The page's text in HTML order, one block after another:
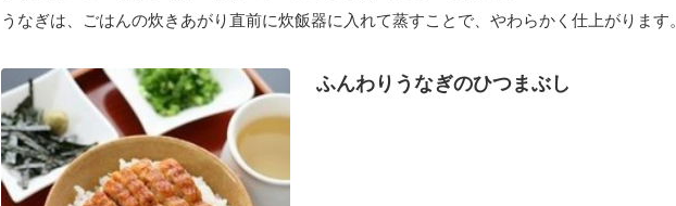
うなぎは、ごはんの炊きあがり直前に炊飯器に入れて蒸すことで、やわらかく仕上がります。
ふんわりうなぎのひつまぶし